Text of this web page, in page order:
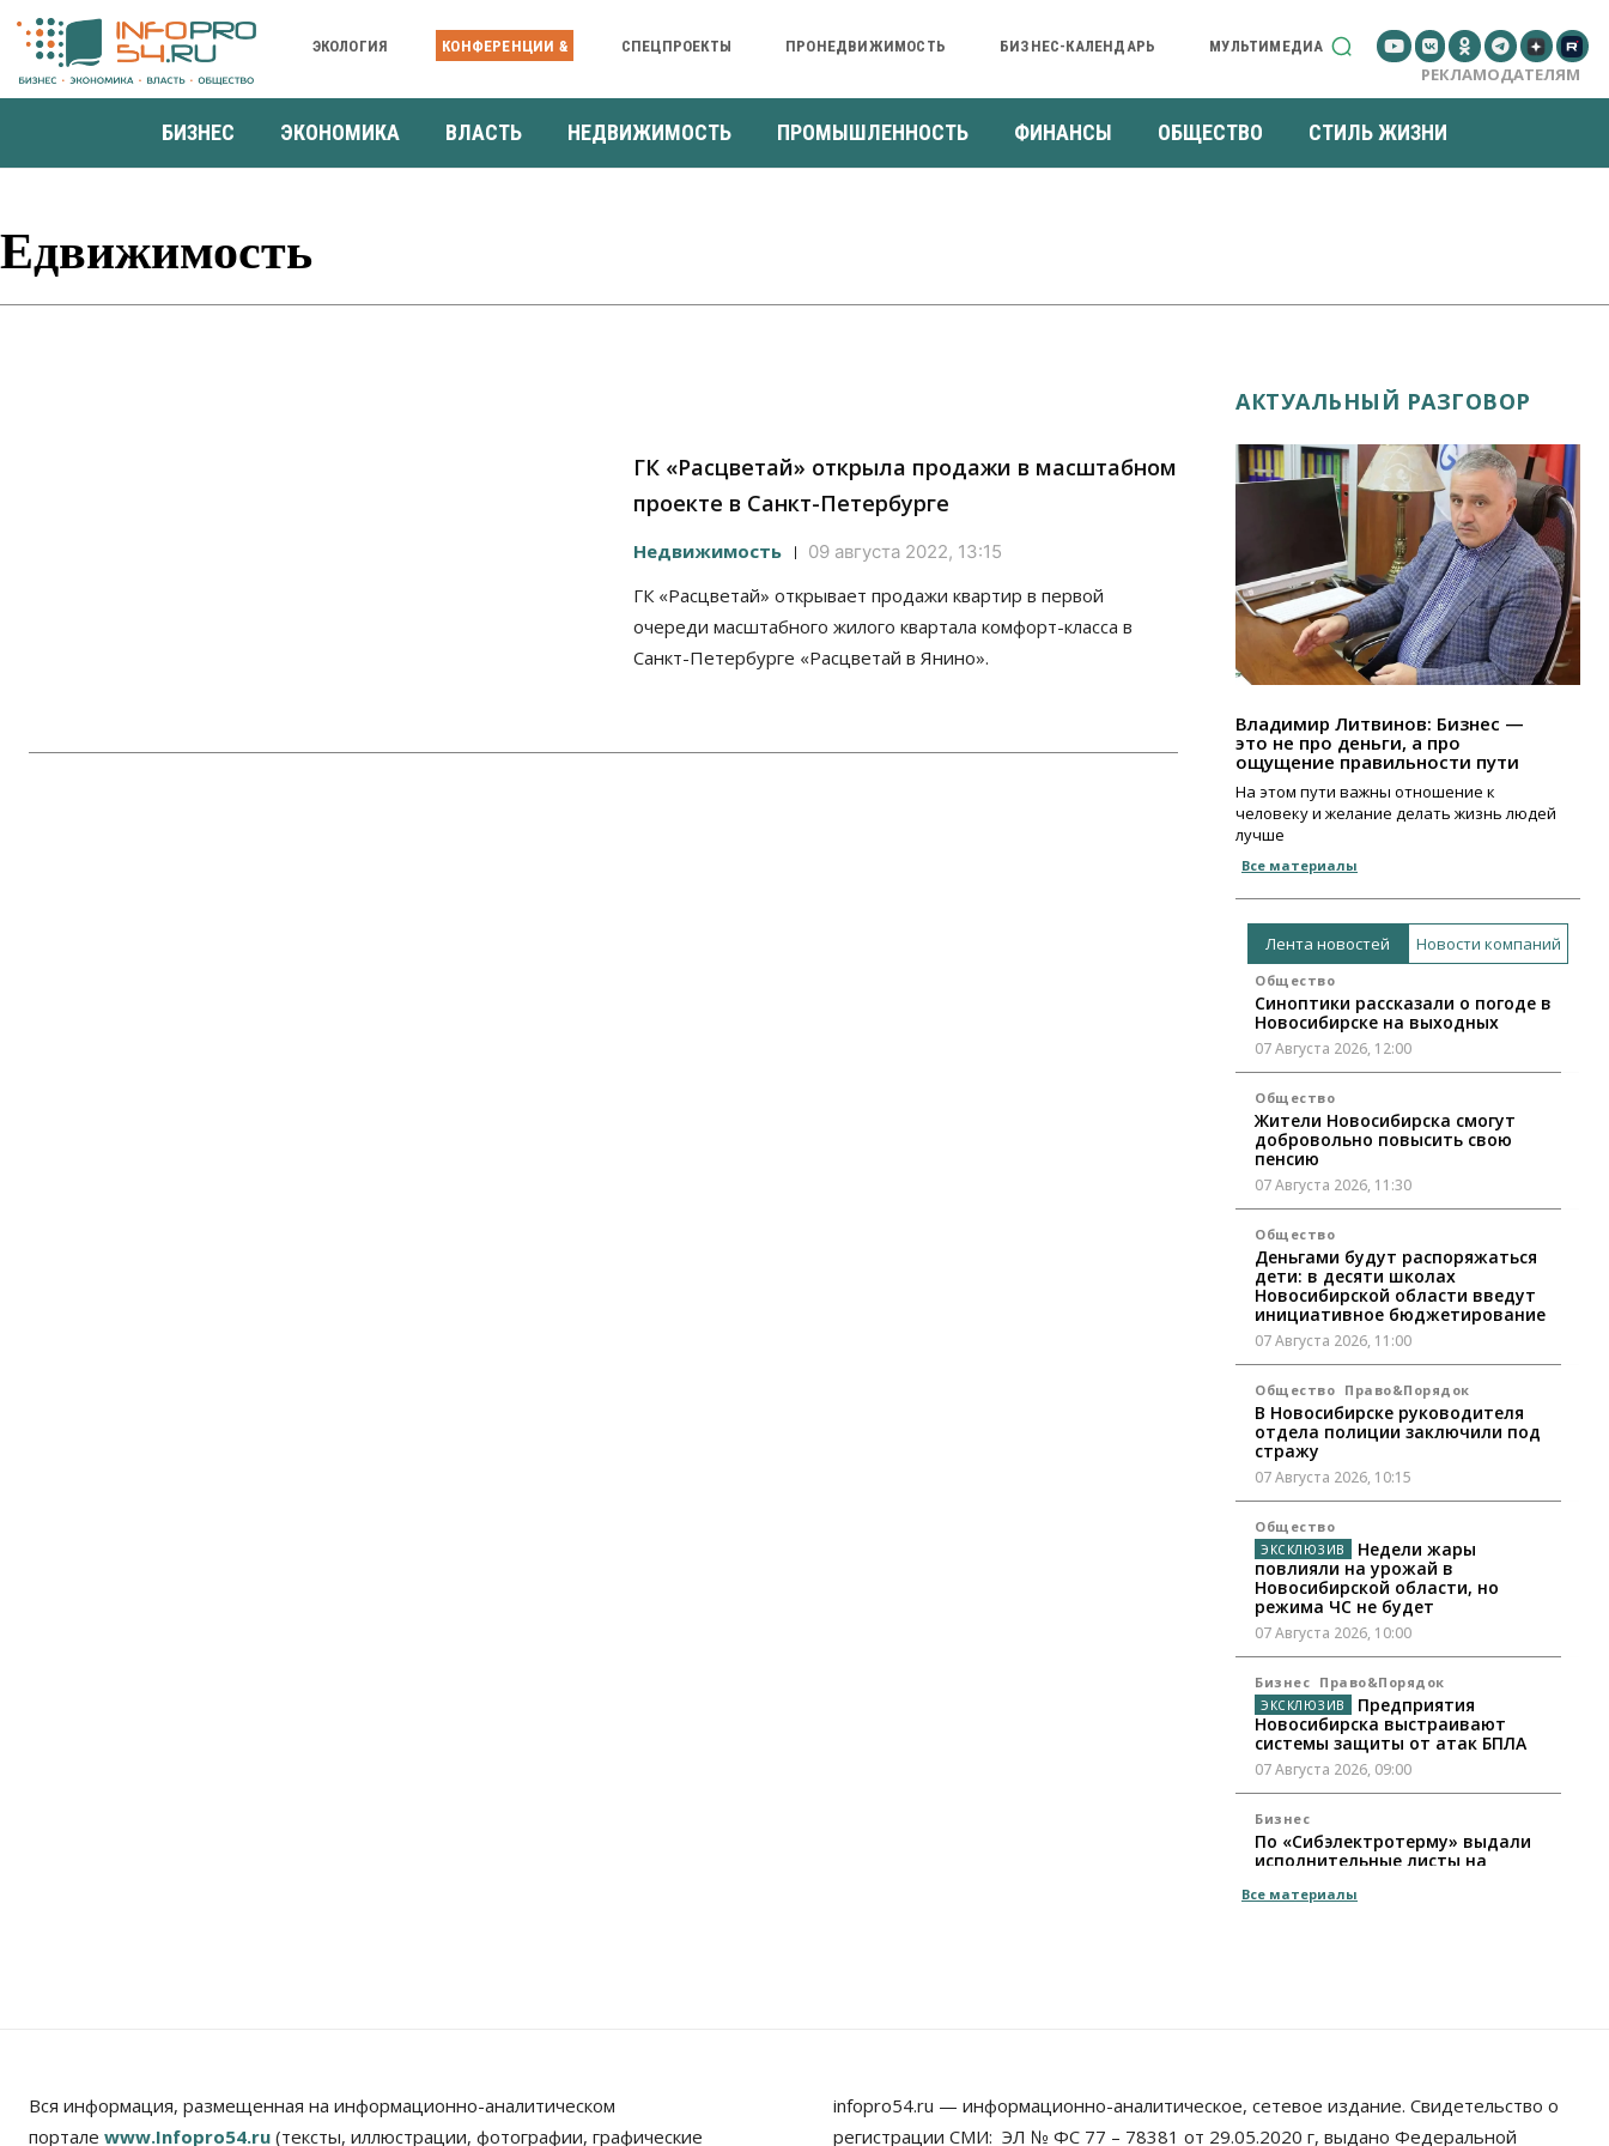
ЭКОЛОГИЯ КОНФЕРЕНЦИИ & СПЕЦПРОЕКТЫ ПРОНЕДВИЖИМОСТЬ БИЗНЕС-КАЛЕНДАРЬ МУЛЬТИМЕДИА
РЕКЛАМОДАТЕЛЯМ
БИЗНЕС ЭКОНОМИКА ВЛАСТЬ НЕДВИЖИМОСТЬ ПРОМЫШЛЕННОСТЬ ФИНАНСЫ ОБЩЕСТВО СТИЛЬ ЖИЗНИ
Едвижимость
ГК «Расцветай» открыла продажи в масштабном
проекте в Санкт-Петербурге
Недвижимость 09 августа 2022, 13:15
ГК «Расцветай» открывает продажи квартир в первой
очереди масштабного жилого квартала комфорт-класса в
Санкт-Петербурге «Расцветай в Янино».
АКТУАЛЬНЫЙ РАЗГОВОР
Владимир Литвинов: Бизнес —
это не про деньги, а про
ощущение правильности пути
На этом пути важны отношение к
человеку и желание делать жизнь людей
лучше
Все материалы
Лента новостей Новости компаний
Общество
Синоптики рассказали о погоде в
Новосибирске на выходных
07 Августа 2026, 12:00
Общество
Жители Новосибирска смогут
добровольно повысить свою
пенсию
07 Августа 2026, 11:30
Общество
Деньгами будут распоряжаться
дети: в десяти школах
Новосибирской области введут
инициативное бюджетирование
07 Августа 2026, 11:00
Общество Право&Порядок
В Новосибирске руководителя
отдела полиции заключили под
стражу
07 Августа 2026, 10:15
Общество
Недели жары
повлияли на урожай в
Новосибирской области, но
режима ЧС не будет
07 Августа 2026, 10:00
Бизнес Право&Порядок
Предприятия
Новосибирска выстраивают
системы защиты от атак БПЛА
07 Августа 2026, 09:00
Бизнес
По «Сибэлектротерму» выдали
исполнительные листы на
07 Августа 2026, 08:00
Мировые И Федеральные Новости
Россия построит в Киргизии
Все материалы
Вся информация, размещенная на информационно-аналитическом
портале www.Infopro54.ru (тексты, иллюстрации, фотографии, графические
infopro54.ru — информационно-аналитическое, сетевое издание. Свидетельство о
регистрации СМИ: ЭЛ № ФС 77 – 78381 от 29.05.2020 г, выдано Федеральной